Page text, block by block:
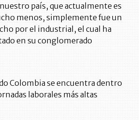
país, que actualmente es
menos, simplemente fue un
por el industrial, el cual ha
en su conglomerado
Colombia se encuentra dentro
laborales más altas